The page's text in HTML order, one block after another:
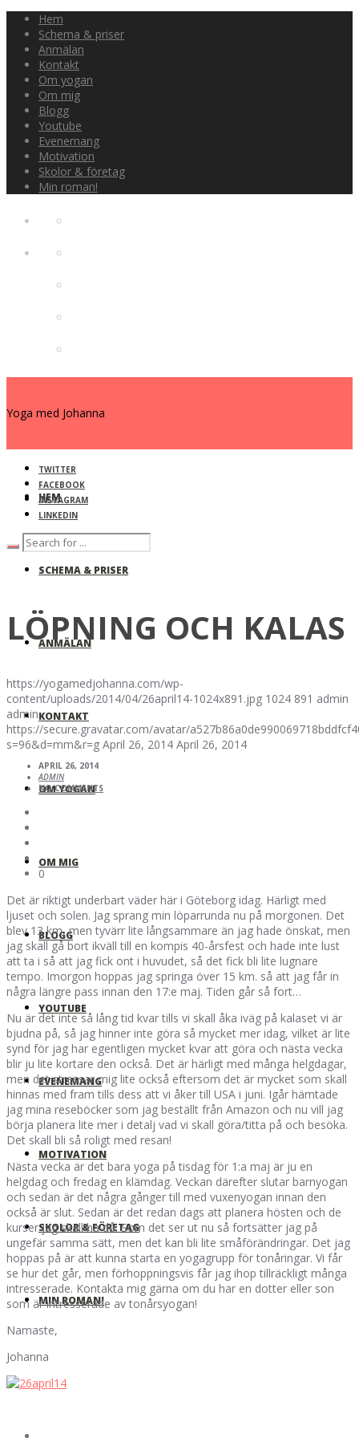
Hem
Schema & priser
Anmälan
Kontakt
Om yogan
Om mig
Blogg
Youtube
Evenemang
Motivation
Skolor & företag
Min roman!
Yoga med Johanna
HEM
SCHEMA & PRISER
ANMÄLAN
KONTAKT
OM YOGAN
OM MIG
BLOGG
YOUTUBE
EVENEMANG
MOTIVATION
SKOLOR & FÖRETAG
MIN ROMAN!
TWITTER
FACEBOOK
INSTAGRAM
LINKEDIN
LÖPNING OCH KALAS
https://yogamedjohanna.com/wp-
content/uploads/2014/04/26april14-1024x891.jpg 1024 891 admin
admin
https://secure.gravatar.com/avatar/
s=96&d=mm&r=g April 26, 2014 April 26, 2014
APRIL 26, 2014
ADMIN
NO COMMENTS
0
Det är riktigt underbart väder här i Göteborg idag. Härligt med
ljuset och solen. Jag sprang min löparrunda nu på morgonen. Det
blev 13 km, men tyvärr lite långsammare än jag hade önskat, men
jag skall gå bort ikväll till en kompis 40-årsfest och hade inte lust
att ta i så att jag fick ont i huvudet, så det fick bli lite lugnare
tempo. Imorgon hoppas jag springa över 15 km. så att jag får in
några längre pass innan den 17:e maj. Tiden går så fort…
Nu är det inte så lång tid kvar tills vi skall åka iväg på kalaset vi är
bjudna på, så jag hinner inte göra så mycket mer idag, vilket är lite
synd för jag har egentligen mycket kvar att göra och nästa vecka
blir ju lite kortare den också. Det är härligt med många helgdagar,
men det stressar mig lite också eftersom det är mycket som skall
hinnas med fram tills dess att vi åker till USA i juni. Igår hämtade
jag mina reseböcker som jag beställt från Amazon och nu vill jag
börja planera lite mer i detalj vad vi skall göra/titta på och besöka.
Det skall bli så roligt med resan!
Nästa vecka är det bara yoga på tisdag för 1:a maj är ju en
helgdag och fredag en klämdag. Veckan därefter slutar barnyogan
och sedan är det några gånger till med vuxenyogan innan den
också är slut. Sedan är det redan dags att planera hösten och de
kurser jag skall ha då. Som det ser ut nu så fortsätter jag på
ungefär samma sätt, men det kan bli lite småförändringar. Det jag
hoppas på är att kunna starta en yogagrupp för tonåringar. Vi får
se hur det går, men förhoppningsvis får jag ihop tillräckligt många
intresserade. Kontakta mig gärna om du har en dotter eller son
som är intresserade av tonårsyogan!
Namaste,
Johanna